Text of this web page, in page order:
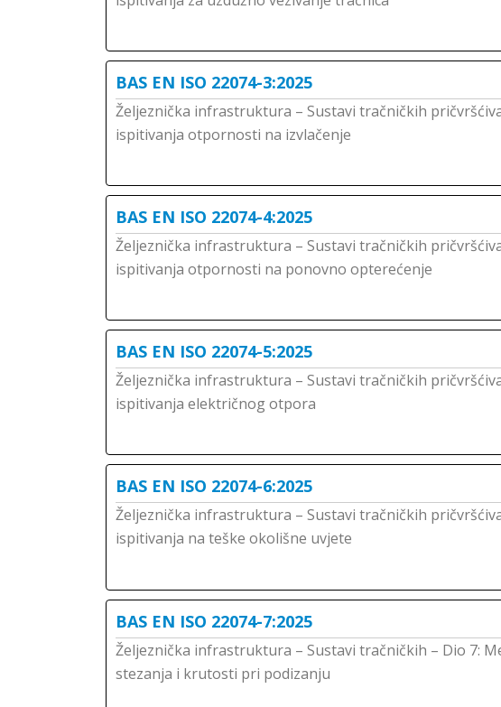
BAS EN ISO 22074-3:2025
Željeznička infrastruktura – Sustavi tračničkih
ispitivanja otpornosti na izvlačenje
BAS EN ISO 22074-4:2025
Željeznička infrastruktura – Sustavi tračničkih
ispitivanja otpornosti na ponovno opterećenje
BAS EN ISO 22074-5:2025
Željeznička infrastruktura – Sustavi tračničkih
ispitivanja električnog otpora
BAS EN ISO 22074-6:2025
Željeznička infrastruktura – Sustavi tračničkih
ispitivanja na teške okolišne uvjete
BAS EN ISO 22074-7:2025
Željeznička infrastruktura – Sustavi tračničkih – Dio 7:
stezanja i krutosti pri podizanju